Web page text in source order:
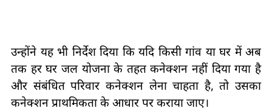
उन्होंने यह भी निर्देश दिया कि यदि किसी गांव या घर में अब
तक हर घर जल योजना के तहत कनेक्शन नहीं दिया गया है
और संबंधित परिवार कनेक्शन लेना चाहता है, तो उसका
कनेक्शन प्राथमिकता के आधार पर कराया जाए।